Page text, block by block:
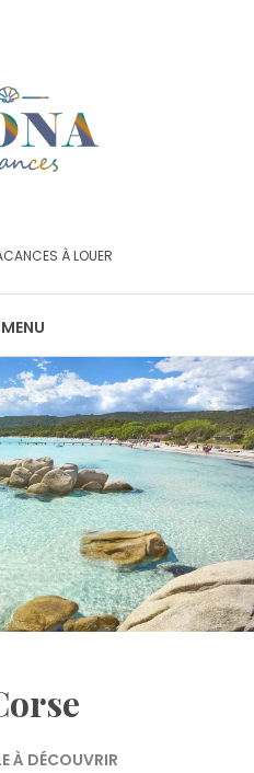
À LOUER
MENU
À DÉCOUVRIR